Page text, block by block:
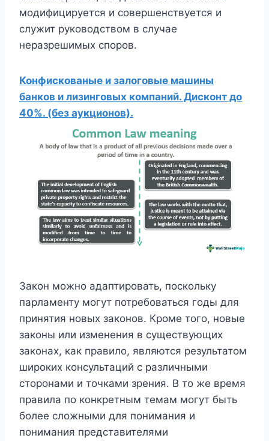
модифицируется и совершенствуется и
служит руководством в случае
неразрешимых споров.
Конфискованые и залоговые машины
банков и лизинговых компаний. Дисконт до
40%. (без аукционов).
Закон можно адаптировать, поскольку
парламенту могут потребоваться годы для
принятия новых законов. Кроме того, новые
законы или изменения в существующих
законах, как правило, являются результатом
широких консультаций с различными
сторонами и точками зрения. В то же время
правила по конкретным темам могут быть
более сложными для понимания и
понимания представителями